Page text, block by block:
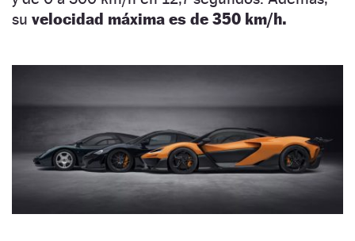
su velocidad máxima es de 350 km/h.